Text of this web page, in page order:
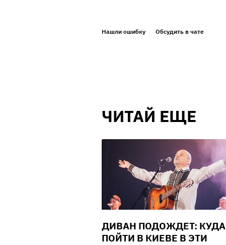
Нашли ошибку Обсудить в чате
ЧИТАЙ ЕЩЕ
ДИВАН ПОДОЖДЕТ: КУДА
ПОЙТИ В КИЕВЕ В ЭТИ